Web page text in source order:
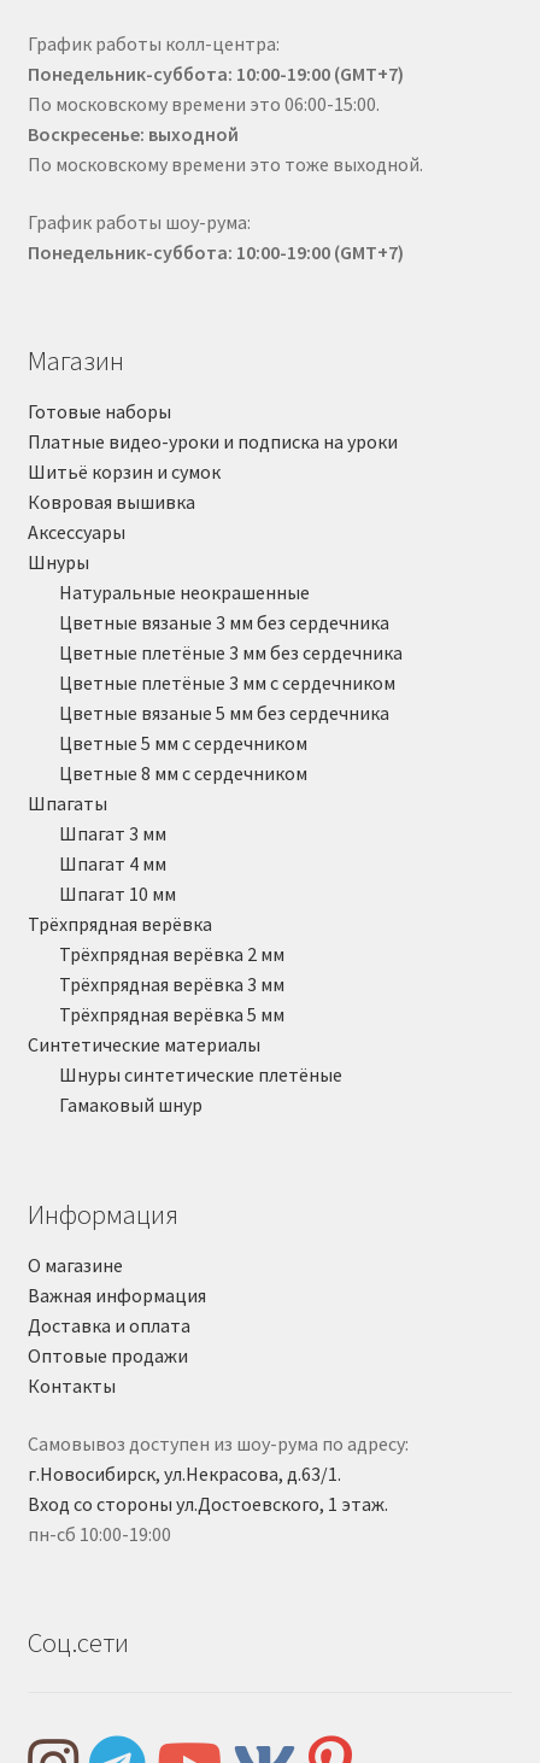
График работы колл-центра:
Понедельник-суббота: 10:00-19:00 (GMT+7)
По московскому времени это 06:00-15:00.
Воскресенье: выходной
По московскому времени это тоже выходной.
График работы шоу-рума:
Понедельник-суббота: 10:00-19:00 (GMT+7)
Магазин
Готовые наборы
Платные видео-уроки и подписка на уроки
Шитьё корзин и сумок
Ковровая вышивка
Аксессуары
Шнуры
Натуральные неокрашенные
Цветные вязаные 3 мм без сердечника
Цветные плетёные 3 мм без сердечника
Цветные плетёные 3 мм с сердечником
Цветные вязаные 5 мм без сердечника
Цветные 5 мм с сердечником
Цветные 8 мм с сердечником
Шпагаты
Шпагат 3 мм
Шпагат 4 мм
Шпагат 10 мм
Трёхпрядная верёвка
Трёхпрядная верёвка 2 мм
Трёхпрядная верёвка 3 мм
Трёхпрядная верёвка 5 мм
Синтетические материалы
Шнуры синтетические плетёные
Гамаковый шнур
Информация
О магазине
Важная информация
Доставка и оплата
Оптовые продажи
Контакты
Самовывоз доступен из шоу-рума по адресу:
г.Новосибирск, ул.Некрасова, д.63/1.
Вход со стороны ул.Достоевского, 1 этаж.
пн-сб 10:00-19:00
Соц.сети